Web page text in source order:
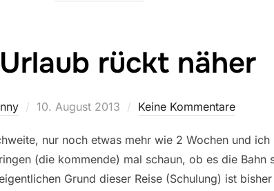
rückt näher
Veröffentlicht
10. August 2013 Keine Kommentare
nur noch etwas mehr wie 2 Wochen und
(die kommende) mal schaun, ob es die Bahn
Grund dieser Reise (Schulung) ist